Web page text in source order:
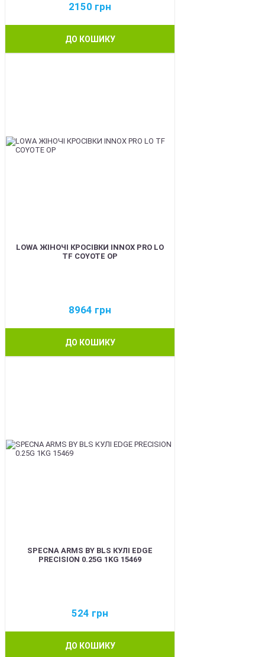
2150 грн
ДО КОШИКУ
LOWA ЖІНОЧІ КРОСІВКИ INNOX PRO LO
TF COYOTE OP
8964 грн
ДО КОШИКУ
SPECNA ARMS BY BLS КУЛІ EDGE
PRECISION 0.25G 1KG 15469
524 грн
ДО КОШИКУ